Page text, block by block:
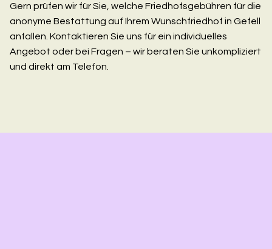
Gern prüfen wir für Sie, welche Friedhofsgebühren für die
anonyme Bestattung auf Ihrem Wunschfriedhof in Gefell
anfallen. Kontaktieren Sie uns für ein individuelles
Angebot oder bei Fragen – wir beraten Sie unkompliziert
und direkt am Telefon.